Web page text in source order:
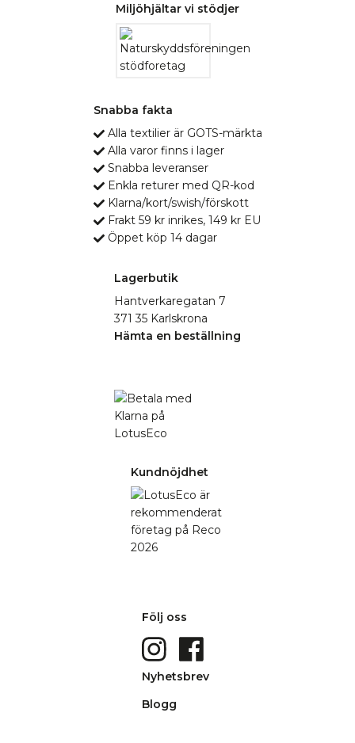
Miljöhjältar vi stödjer
Snabba fakta
Alla textilier är GOTS-märkta
Alla varor finns i lager
Snabba leveranser
Enkla returer med QR-kod
Klarna/kort/swish/förskott
Frakt 59 kr inrikes, 149 kr EU
Öppet köp 14 dagar
Lagerbutik
Hantverkaregatan 7
371 35 Karlskrona
Hämta en beställning
Kundnöjdhet
Följ oss
Nyhetsbrev
Blogg